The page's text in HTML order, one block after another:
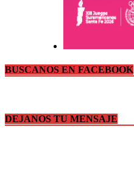
BUSCANOS EN FACEBOOK
DEJANOS TU MENSAJE